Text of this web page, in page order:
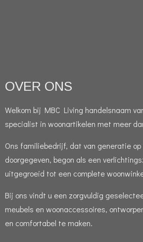
OVER ONS
Welkom bij MBC Living handelsnaam
specialist in woonartikelen met meer
Ons familiebedrijf, dat van generatie
doorgegeven, begon als een
uitgegroeid tot een complete
Bij ons vindt u een zorgvuldig
meubels en woonaccessoires,
en comfortabel te maken.